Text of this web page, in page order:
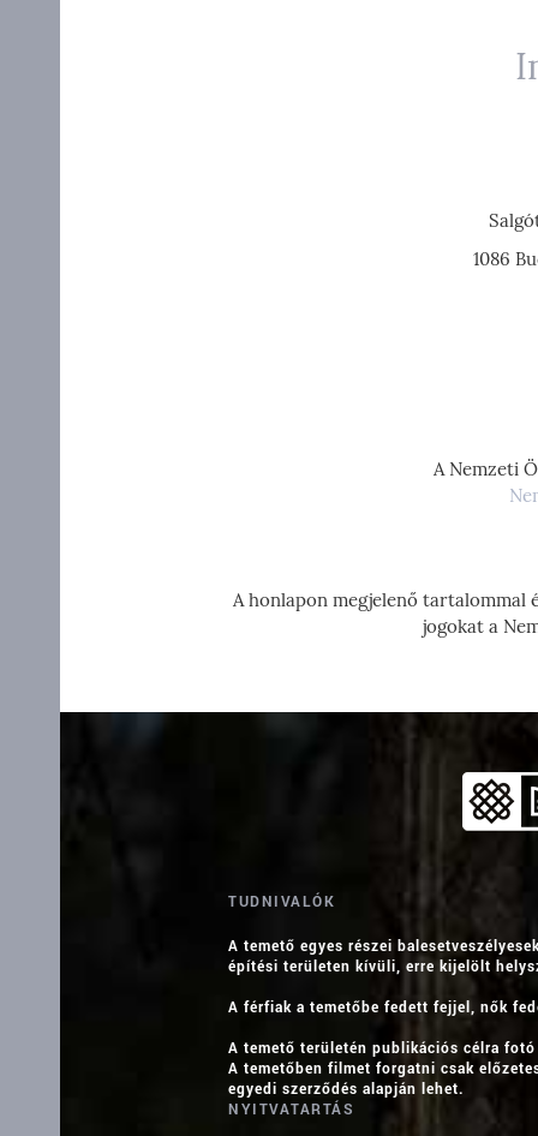
1086
A Nemzeti
A honlapon megjelenő tartalommal
jogokat a
TUDNIVALÓK
A temető egyes részei
építési területen kívüli, erre kijelölt
A férfiak a temetőbe fedett fejjel, nők
A temető területén publikációs célra
A temetőben filmet forgatni csak
egyedi szerződés alapján lehet.
NYITVATARTÁS